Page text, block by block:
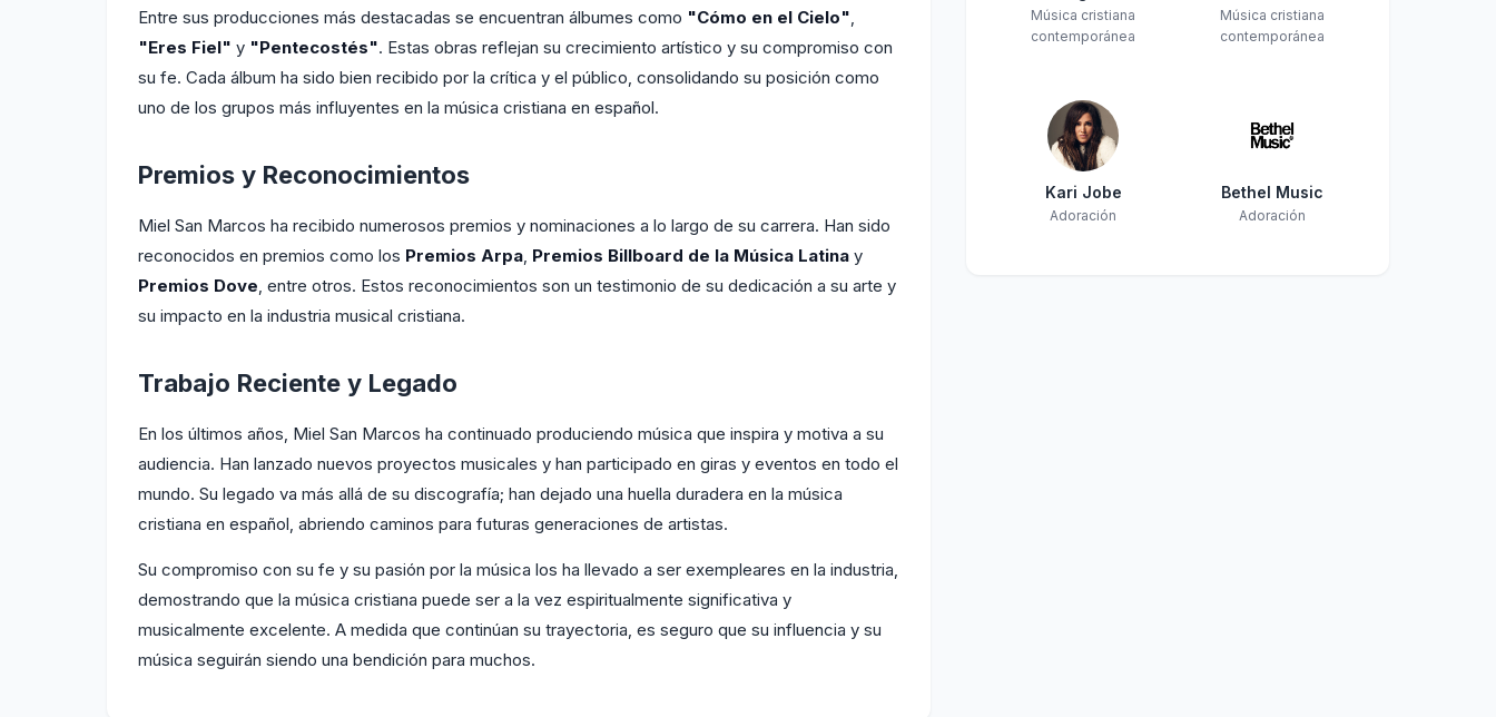
Entre sus producciones más destacadas se encuentran álbumes como "Cómo en el Cielo",
"Eres Fiel" y "Pentecostés". Estas obras reflejan su crecimiento artístico y su compromiso con
su fe. Cada álbum ha sido bien recibido por la crítica y el público, consolidando su posición como
uno de los grupos más influyentes en la música cristiana en español.
Premios y Reconocimientos
Miel San Marcos ha recibido numerosos premios y nominaciones a lo largo de su carrera. Han sido
reconocidos en premios como los Premios Arpa, Premios Billboard de la Música Latina y
Premios Dove, entre otros. Estos reconocimientos son un testimonio de su dedicación a su arte y
su impacto en la industria musical cristiana.
Trabajo Reciente y Legado
En los últimos años, Miel San Marcos ha continuado produciendo música que inspira y motiva a su
audiencia. Han lanzado nuevos proyectos musicales y han participado en giras y eventos en todo el
mundo. Su legado va más allá de su discografía; han dejado una huella duradera en la música
cristiana en español, abriendo caminos para futuras generaciones de artistas.
Su compromiso con su fe y su pasión por la música los ha llevado a ser exempleares en la industria,
demostrando que la música cristiana puede ser a la vez espiritualmente significativa y
musicalmente excelente. A medida que continúan su trayectoria, es seguro que su influencia y su
música seguirán siendo una bendición para muchos.
Música cristiana
contemporánea
Música cristiana
contemporánea
Kari Jobe
Adoración
Bethel Music
Adoración